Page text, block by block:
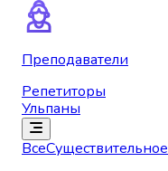
Преподаватели
Репетиторы
Ульпаны
ВсеСуществительное